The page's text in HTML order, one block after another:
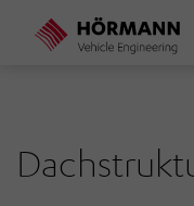
Direkt